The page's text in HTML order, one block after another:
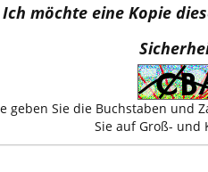
Ich möchte eine Kopie
geben Sie die Buchstaben und
Sie auf Groß- und